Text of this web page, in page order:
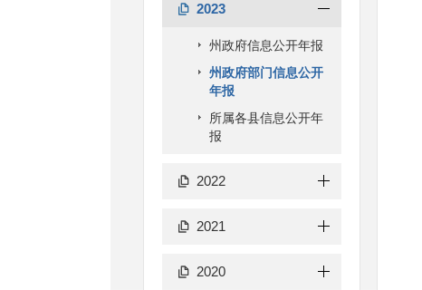
2023
州政府信息公开年报
州政府部门信息公开
年报
所属各县信息公开年
报
2022
2021
2020